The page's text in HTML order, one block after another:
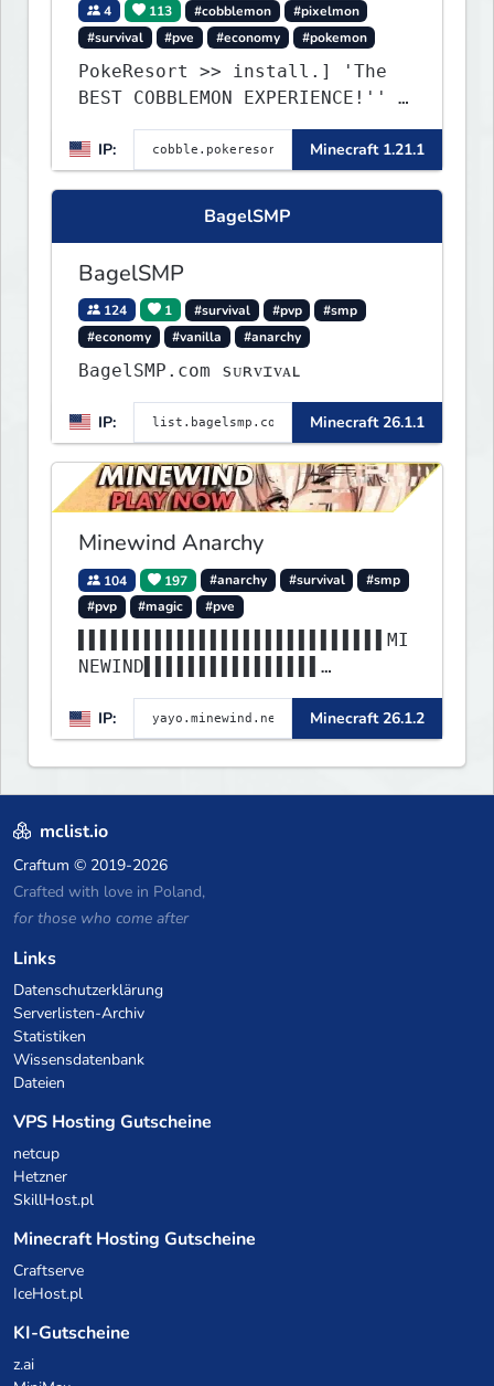
4 113 #cobblemon
#pixelmon
#survival
#pve #economy #pokemon
PokeResort >> install.] 'The
BEST COBBLEMON EXPERIENCE!'' -
TripAdvisor[❤
IP:
Minecraft 1.21.1
BagelSMP
BagelSMP
124 1 #survival #pvp
#smp
#economy
#vanilla #anarchy
BagelSMP.com ѕᴜʀᴠɪᴠᴀʟ
IP: Minecraft 26.1.1
Minewind Anarchy
104 197 #anarchy #survival
#smp
#pvp
#magic #pve
▌▌▌▌▌▌▌▌▌▌▌▌▌▌▌▌▌▌▌▌▌▌▌▌▌▌▌▌MI
NEWIND▌▌▌▌▌▌▌▌▌▌▌▌▌▌▌▌
▌▌▌▌▌▌▌▌▌▌▌▌▌▌▌▌▌▌▌▌▌▌▌▌▌▌▌▌▌▌
▌▌▌▌▌▌▌▌▌▌▌▌▌▌▌▌▌▌▌▌▌▌
IP: Minecraft 26.1.2
mclist.io
Craftum © 2019-2026
Crafted with love in Poland,
for those who come after
Links
Datenschutzerklärung
Serverlisten-Archiv
Statistiken
Wissensdatenbank
Dateien
VPS Hosting Gutscheine
netcup
Hetzner
SkillHost.pl
Minecraft Hosting Gutscheine
Craftserve
IceHost.pl
KI-Gutscheine
z.ai